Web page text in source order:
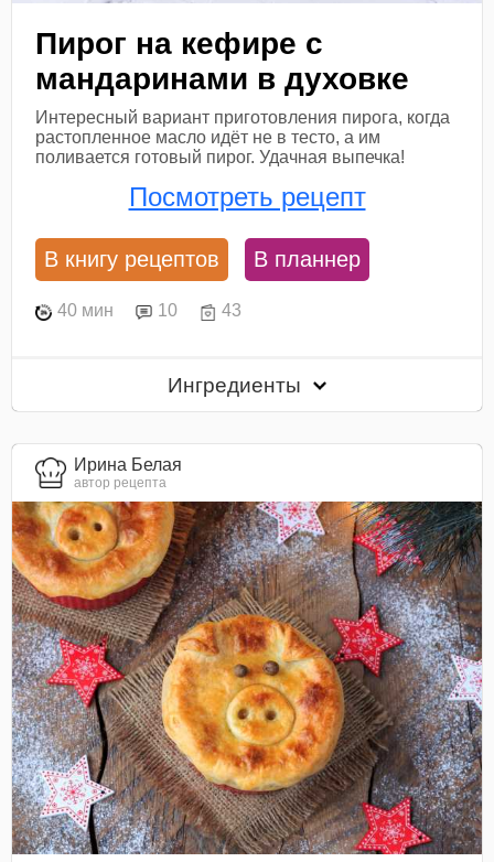
Пирог на кефире с
мандаринами в духовке
Интересный вариант приготовления пирога, когда
растопленное масло идёт не в тесто, а им
поливается готовый пирог. Удачная выпечка!
Посмотреть рецепт
В книгу рецептов В планнер
40 мин 10 43
Ингредиенты
Ирина Белая
автор рецепта